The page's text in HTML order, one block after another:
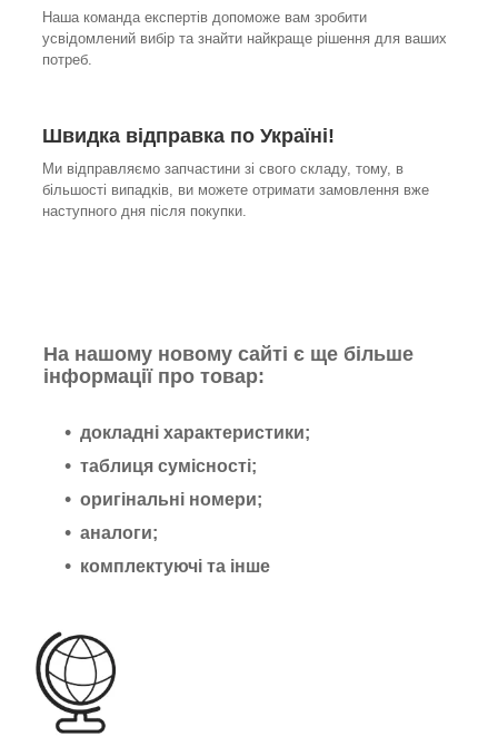
Наша команда експертів допоможе вам зробити
усвідомлений вибір та знайти найкраще рішення для ваших
потреб.
Швидка відправка по Україні!
Ми відправляємо запчастини зі свого складу, тому, в
більшості випадків, ви можете отримати замовлення вже
наступного дня після покупки.
На нашому новому сайті є ще більше
інформації про товар:
докладні характеристики;
таблиця сумісності;
оригінальні номери;
аналоги;
комплектуючі та інше